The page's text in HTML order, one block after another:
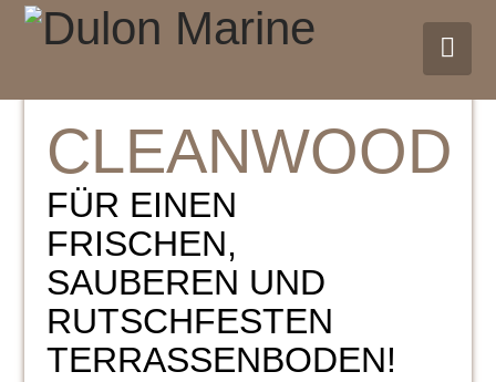
CLEANWOOD
FÜR EINEN
FRISCHEN,
SAUBEREN UND
RUTSCHFESTEN
TERRASSENBODEN!